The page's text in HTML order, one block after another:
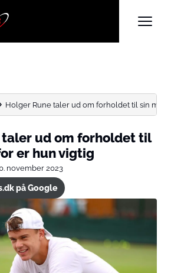
Holger Rune taler ud om forholdet til sin mor:
taler ud om forholdet til
er hun vigtig
november 2023
på Google